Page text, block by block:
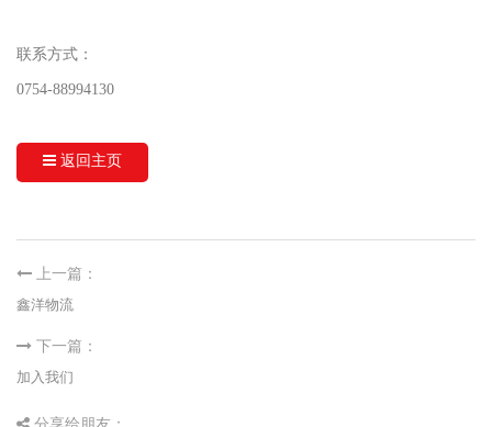
联系方式：
0754-88994130
返回主页
上一篇：
鑫洋物流
下一篇：
加入我们